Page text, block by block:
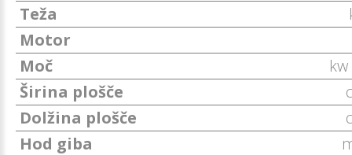
Teža
Motor
Moč
Širina plošče
Dolžina plošče
Hod giba